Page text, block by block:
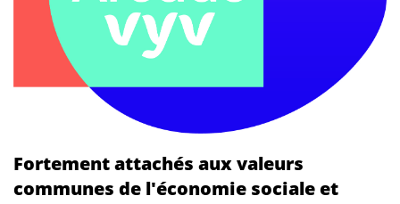
Fortement attachés aux valeurs
communes de l'économie sociale et